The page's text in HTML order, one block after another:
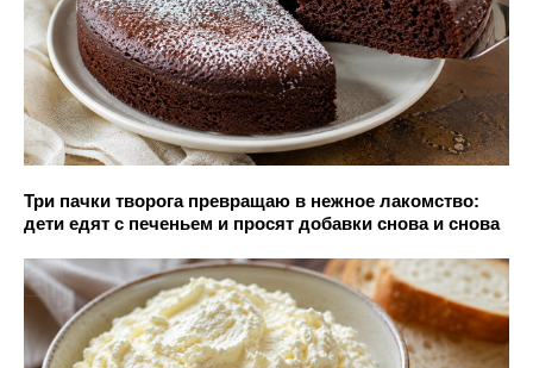
Три пачки творога превращаю в нежное лакомство:
дети едят с печеньем и просят добавки снова и снова